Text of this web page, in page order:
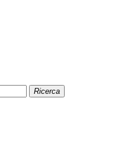
Ricerca